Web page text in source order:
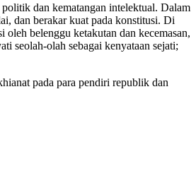
dan kematangan intelektual. Dalam
dan berakar kuat pada konstitusi. Di
belenggu ketakutan dan kecemasan,
seolah-olah sebagai kenyataan sejati;
pada para pendiri republik dan